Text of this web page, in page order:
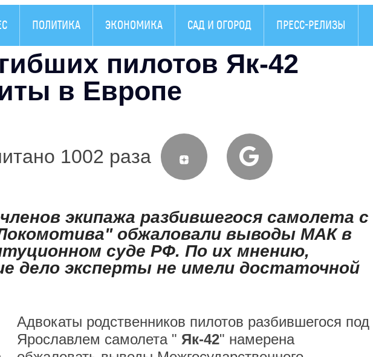
ПОЛИТИКА ЭКОНОМИКА САД И ОГОРОД ПРЕСС-РЕЛИЗЫ
пилотов Як-42
в Европе
1002 раза
экипажа разбившегося самолета с
обжаловали выводы МАК в
суде РФ. По их мнению,
дело эксперты не имели достаточной
Адвокаты родственников пилотов разбившегося под
Ярославлем самолета " Як-42" намерена